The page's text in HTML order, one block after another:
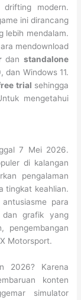
drifting modern.
ini dirancang
lebih mendalam.
mendownload
dan standalone
dan Windows 11.
trial sehingga
mengetahui
7 Mei 2026.
di kalangan
pengalaman
tingkat keahlian.
para
dan grafik yang
pengembangan
Motorsport.
2026? Karena
konten
simulator